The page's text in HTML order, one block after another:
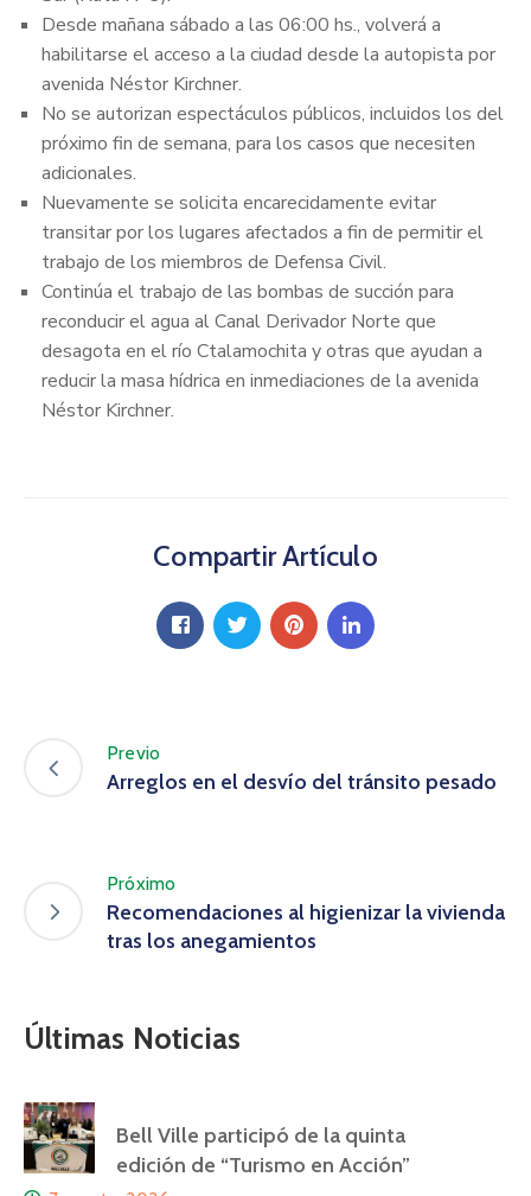
Desde mañana sábado a las 06:00 hs., volverá a
habilitarse el acceso a la ciudad desde la autopista por
avenida Néstor Kirchner.
No se autorizan espectáculos públicos, incluidos los del
próximo fin de semana, para los casos que necesiten
adicionales.
Nuevamente se solicita encarecidamente evitar
transitar por los lugares afectados a fin de permitir el
trabajo de los miembros de Defensa Civil.
Continúa el trabajo de las bombas de succión para
reconducir el agua al Canal Derivador Norte que
desagota en el río Ctalamochita y otras que ayudan a
reducir la masa hídrica en inmediaciones de la avenida
Néstor Kirchner.
Compartir Artículo
Previo
Arreglos en el desvío del tránsito pesado
Próximo
Recomendaciones al higienizar la vivienda
tras los anegamientos
Últimas Noticias
Bell Ville participó de la quinta
edición de “Turismo en Acción”